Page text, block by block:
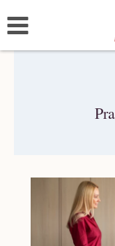
au
contenu